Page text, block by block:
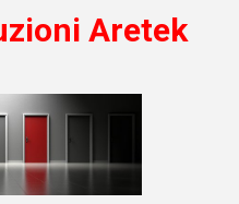
Aretek